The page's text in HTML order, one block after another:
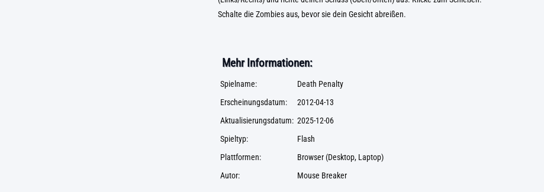
Schalte die Zombies aus, bevor sie dein Gesicht abreißen.
Mehr Informationen:
Spielname:
Death Penalty
Erscheinungsdatum:
2012-04-13
Aktualisierungsdatum: 2025-12-06
Spieltyp:
Flash
Plattformen:
Browser (Desktop, Laptop)
Autor:
Mouse Breaker